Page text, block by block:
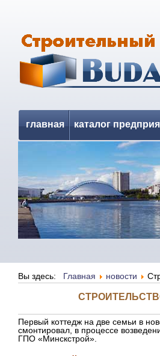
главная каталог
Вы здесь: Главная новости
Первый коттедж на две семьи в
смонтировал, в процессе
ГПО «Минскстрой».